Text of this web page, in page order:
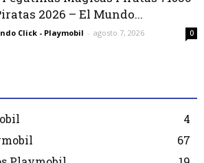
2026 – El Mundo...
Click - Playmobil - agosto 7, 2026 0
4
67